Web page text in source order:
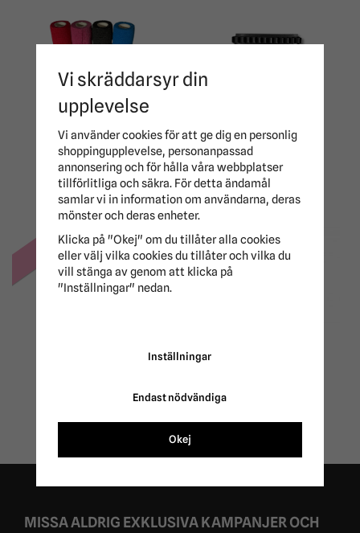
Självhäftande
Bandage Elastisk
Binda Haglunds
10 kr 19 kr
Haglunds
18 kr
-25%
MISSA ALDRIG EXKLUSIVA KAMPANJER OCH
Vi skräddarsyr din
upplevelse
Vi använder cookies för att ge dig en personlig
shoppingupplevelse, personanpassad
annonsering och för hålla våra webbplatser
tillförlitliga och säkra. För detta ändamål
samlar vi in information om användarna, deras
mönster och deras enheter.
Klicka på "Okej" om du tillåter alla cookies
eller välj vilka cookies du tillåter och vilka du
vill stänga av genom att klicka på
"Inställningar" nedan.
Inställningar
Endast nödvändiga
Okej